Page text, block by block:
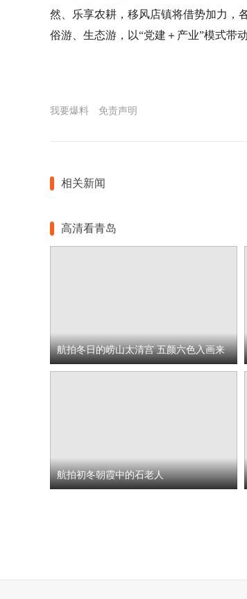
然、乐享农耕，移风店镇将借势加力，
俗游、生态游，以“党建＋产业”模式带
我要爆料 免责声明
相关新闻
高清看青岛
航拍冬日的崂山太清宫 五颜六色入画来
航拍初冬朝霞中的石老人